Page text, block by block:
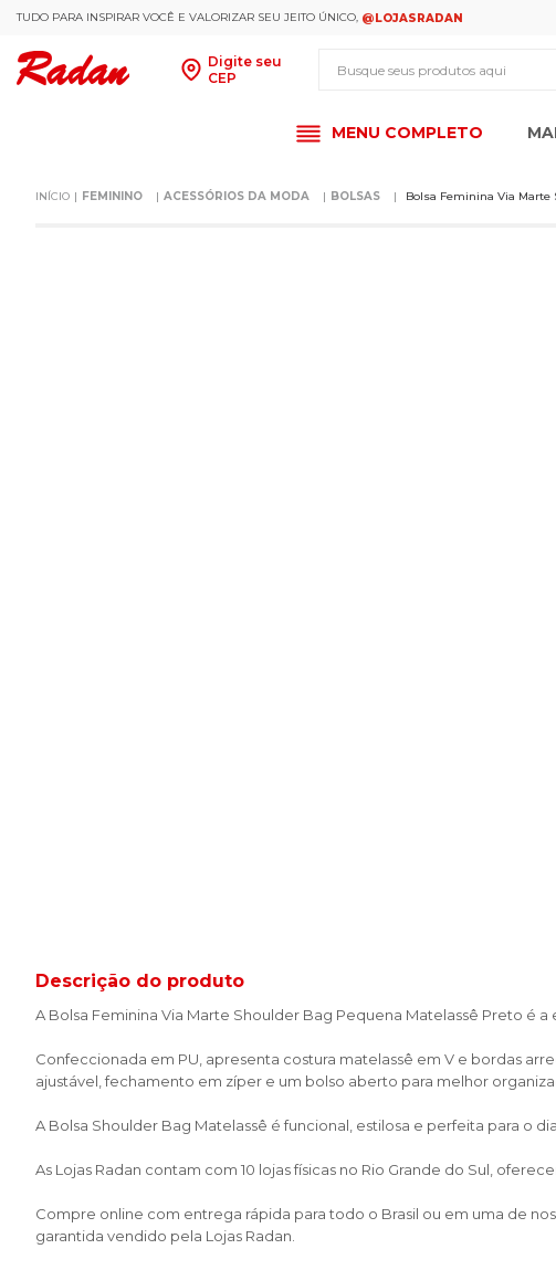
TUDO PARA INSPIRAR VOCÊ E VALORIZAR SEU JEITO ÚNICO, @LOJASRADAN
Digite seu
CEP
MENU COMPLETO
FEMININO ACESSÓRIOS DA MODA BOLSAS Bolsa Feminina Via Marte
Descrição do produto
A Bolsa Feminina Via Marte Shoulder Bag Pequena Matelassê Preto
Confeccionada em PU, apresenta costura matelassê em V e bordas
ajustável, fechamento em zíper e um bolso aberto para melhor
A Bolsa Shoulder Bag Matelassê é funcional, estilosa e perfeita para o
As Lojas Radan contam com 10 lojas físicas no Rio Grande do Sul,
Compre online com entrega rápida para todo o Brasil ou em uma de
garantida vendido pela Lojas Radan.